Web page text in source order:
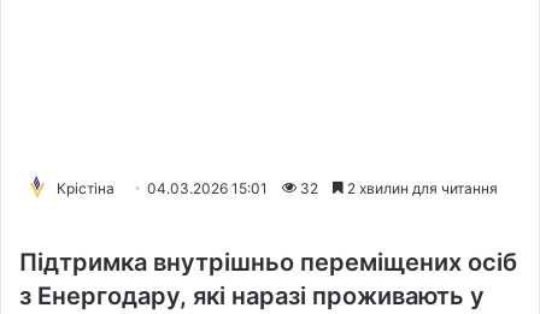
Крістіна 04.03.2026 15:01 32 2 хвилин для читання
Підтримка внутрішньо переміщених осіб
з Енергодару, які наразі проживають у